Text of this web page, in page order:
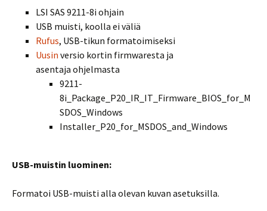
LSI SAS 9211-8i ohjain
USB muisti, koolla ei väliä
Rufus, USB-tikun formatoimiseksi
Uusin versio kortin firmwaresta ja
asentaja ohjelmasta
9211-
8i_Package_P20_IR_IT_Firmware_BIOS_for_M
SDOS_Windows
Installer_P20_for_MSDOS_and_Windows
USB-muistin luominen:
Formatoi USB-muisti alla olevan kuvan asetuksilla.